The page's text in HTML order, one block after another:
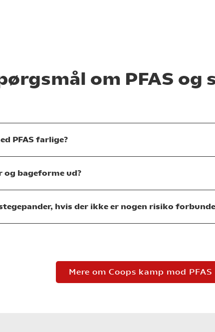
om PFAS og
PFAS farlige?
og bageforme ud?
hvis der ikke er nogen risiko
Mere om Coops kamp mod PFAS